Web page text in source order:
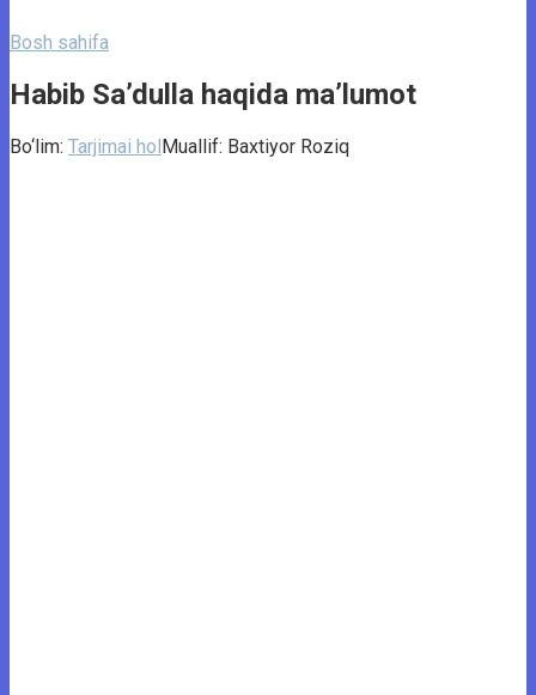
Bosh sahifa
Habib Saʼdulla haqida ma’lumot
Bo‘lim: Tarjimai holMuallif: Baxtiyor Roziq